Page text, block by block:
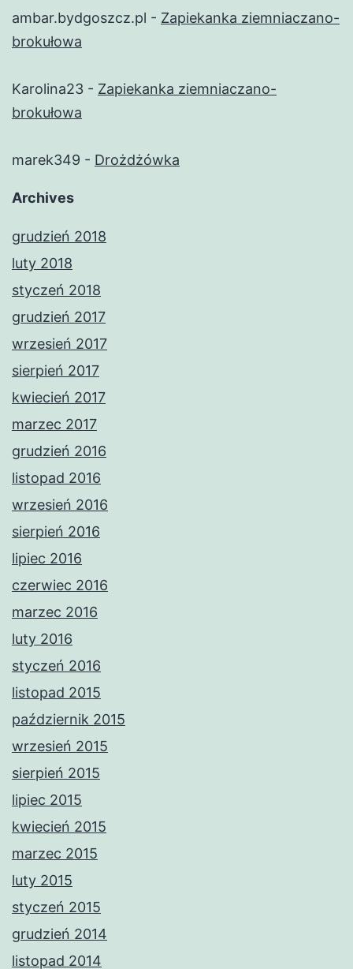
ambar.bydgoszcz.pl - Zapiekanka ziemniaczano-
brokułowa
Karolina23 - Zapiekanka ziemniaczano-
brokułowa
marek349 - Drożdżówka
Archives
grudzień 2018
luty 2018
styczeń 2018
grudzień 2017
wrzesień 2017
sierpień 2017
kwiecień 2017
marzec 2017
grudzień 2016
listopad 2016
wrzesień 2016
sierpień 2016
lipiec 2016
czerwiec 2016
marzec 2016
luty 2016
styczeń 2016
listopad 2015
październik 2015
wrzesień 2015
sierpień 2015
lipiec 2015
kwiecień 2015
marzec 2015
luty 2015
styczeń 2015
grudzień 2014
listopad 2014